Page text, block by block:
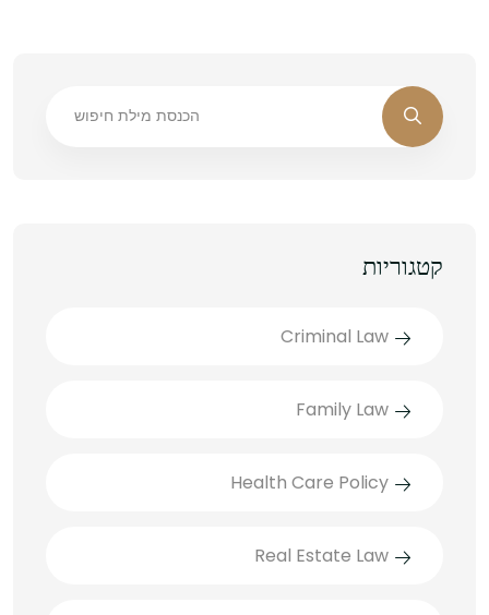
קטגוריות
Criminal Law
Family Law
Health Care Policy
Real Estate Law